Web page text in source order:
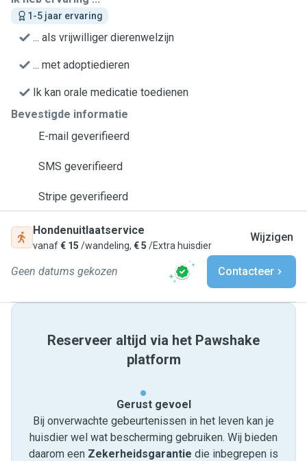
1-5 jaar ervaring
... als vrijwilliger dierenwelzijn
... met adoptiedieren
Ik kan orale medicatie toedienen
Bevestigde informatie
E-mail geverifieerd
SMS geverifieerd
Stripe geverifieerd
Hondenuitlaatservice
vanaf€ 15 /wandeling, € 5 /Extra huisdier
Wijzigen
Geen datums gekozen Contacteer
Reserveer altijd via het Pawshake
platform
Gerust gevoel
Bij onverwachte gebeurtenissen in het leven kan je
huisdier wel wat bescherming gebruiken. Wij bieden
daarom een Zekerheidsgarantie die inbegrepen is